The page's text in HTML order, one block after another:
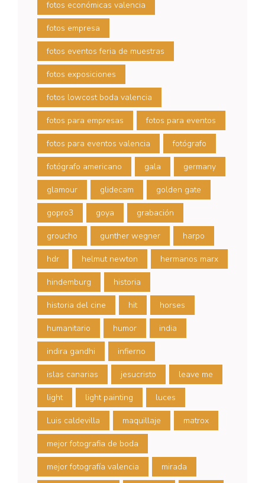
fotos económicas valencia
fotos empresa
fotos eventos feria de muestras
fotos exposiciones
fotos lowcost boda valencia
fotos para empresas fotos para eventos
fotos para eventos valencia fotógrafo
fotógrafo americano gala germany
glamour glidecam golden gate
gopro3 goya grabación
groucho gunther wegner harpo
hdr helmut newton hermanos marx
hindemburg historia
historia del cine hit horses
humanitario humor india
indira gandhi infierno
islas canarias jesucristo leave me
light light painting luces
Luis caldevilla maquillaje matrox
mejor fotografia de boda
mejor fotografía valencia mirada